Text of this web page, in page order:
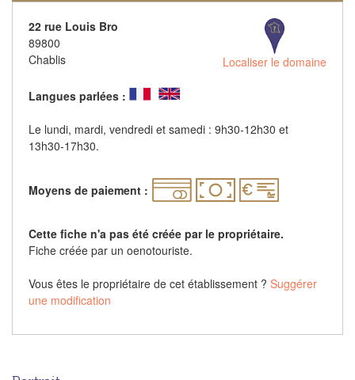
22 rue Louis Bro
89800
Chablis
Localiser le domaine
Langues parlées :
Le lundi, mardi, vendredi et samedi : 9h30-12h30 et
13h30-17h30.
Moyens de paiement :
Cette fiche n'a pas été créée par le propriétaire.
Fiche créée par un oenotouriste.
Vous êtes le propriétaire de cet établissement ? Suggérer
une modification